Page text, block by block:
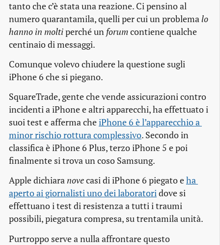
tanto che c’è stata una reazione. Ci pensino al
numero quarantamila, quelli per cui un problemalo
hanno in moltiperché un forumcontiene qualche
centinaio di messaggi.
Comunque volevo chiudere la questione sugli
iPhone 6 che si piegano.
SquareTrade, gente che vende assicurazioni contro
incidenti a iPhone e altri apparecchi, ha effettuato i
suoi test e afferma cheiPhone 6 è l’apparecchio a
minor rischio rottura complessivo. Secondo in
classifica è iPhone 6 Plus, terzo iPhone 5 e poi
finalmente si trova un coso Samsung.
Apple dichiaranovecasi di iPhone 6 piegato eha
aperto ai giornalisti uno dei laboratoridove si
effettuano i test di resistenza a tutti i traumi
possibili, piegatura compresa, su trentamila unità.
Purtroppo serve a nulla affrontare questo